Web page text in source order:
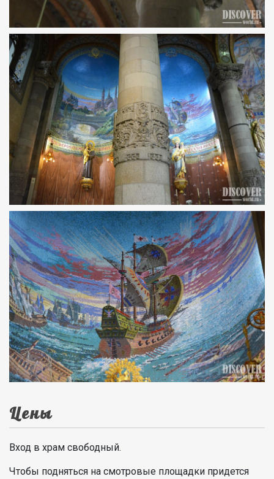
Цены
Вход в храм свободный.
Чтобы подняться на смотровые площадки придется